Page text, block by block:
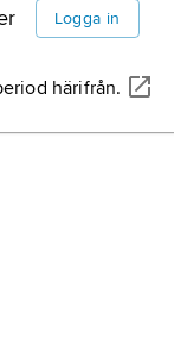
Logga in
härifrån.